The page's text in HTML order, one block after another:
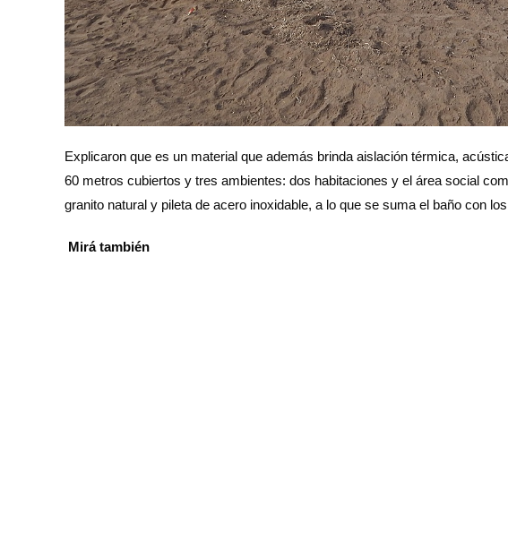
Explicaron que es un material que además brinda aislación térmica,
60 metros cubiertos y tres ambientes: dos habitaciones y el área social
granito natural y pileta de acero inoxidable, a lo que se suma el baño con
Mirá también